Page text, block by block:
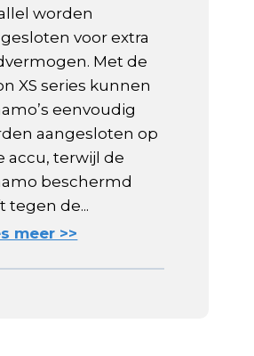
worden
voor extra
Met de
XS series kunnen
eenvoudig
aangesloten op
accu, terwijl de
beschermd
tegen de...
meer >>